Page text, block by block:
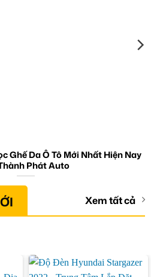
Ghế Da Ô Tô Mới Nhất Hiện Nay
Phát Auto
Xem tất cả